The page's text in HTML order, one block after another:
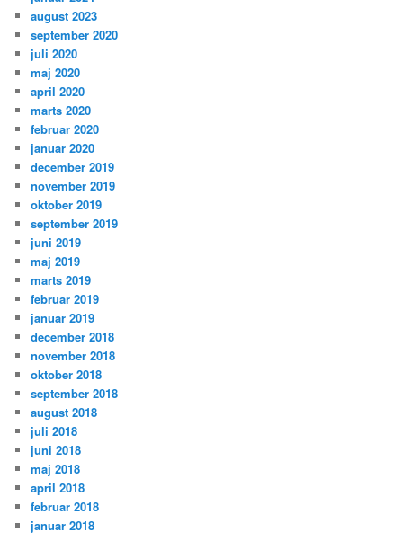
august 2023
september 2020
juli 2020
maj 2020
april 2020
marts 2020
februar 2020
januar 2020
december 2019
november 2019
oktober 2019
september 2019
juni 2019
maj 2019
marts 2019
februar 2019
januar 2019
december 2018
november 2018
oktober 2018
september 2018
august 2018
juli 2018
juni 2018
maj 2018
april 2018
februar 2018
januar 2018